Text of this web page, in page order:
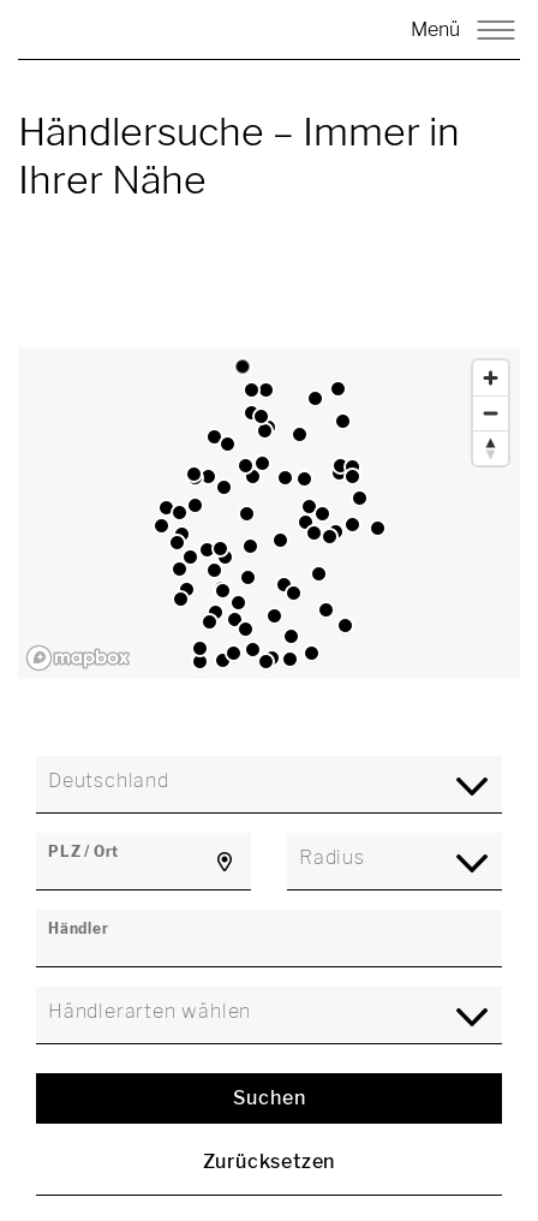
Menü
Händlersuche – Immer in
Ihrer Nähe